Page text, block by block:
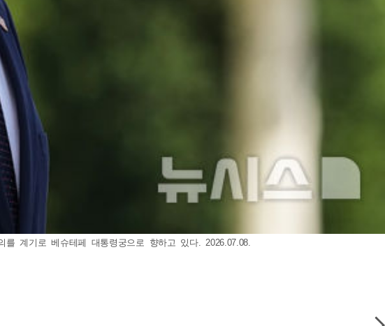
를 계기로 베슈테페 대통령궁으로 향하고 있다. 2026.07.08.